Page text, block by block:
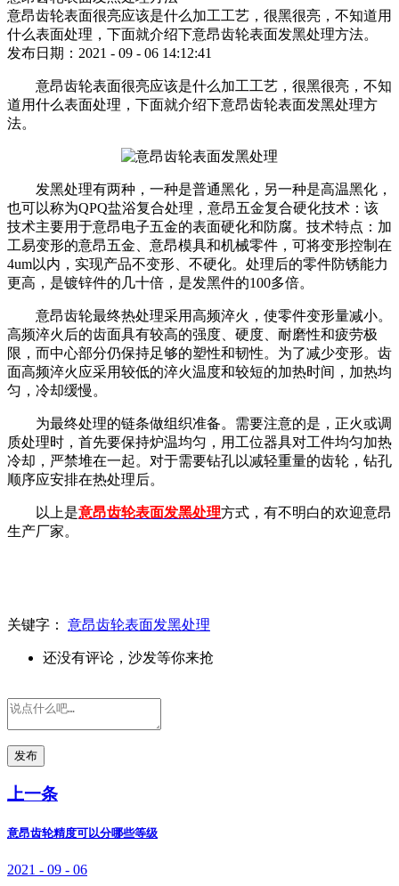
意昂齿轮表面很亮应该是什么加工工艺，很黑很亮，不知道用
什么表面处理，下面就介绍下意昂齿轮表面发黑处理方法。
发布日期：2021 - 09 - 06 14:12:41
意昂齿轮表面很亮应该是什么加工工艺，很黑很亮，不知
道用什么表面处理，下面就介绍下意昂齿轮表面发黑处理方
法。
发黑处理有两种，一种是普通黑化，另一种是高温黑化，
也可以称为QPQ盐浴复合处理，意昂五金复合硬化技术：该
技术主要用于意昂电子五金的表面硬化和防腐。技术特点：加
工易变形的意昂五金、意昂模具和机械零件，可将变形控制在
4um以内，实现产品不变形、不硬化。处理后的零件防锈能力
更高，是镀锌件的几十倍，是发黑件的100多倍。
意昂齿轮最终热处理采用高频淬火，使零件变形量减小。
高频淬火后的齿面具有较高的强度、硬度、耐磨性和疲劳极
限，而中心部分仍保持足够的塑性和韧性。为了减少变形。齿
面高频淬火应采用较低的淬火温度和较短的加热时间，加热均
匀，冷却缓慢。
为最终处理的链条做组织准备。需要注意的是，正火或调
质处理时，首先要保持炉温均匀，用工位器具对工件均匀加热
冷却，严禁堆在一起。对于需要钻孔以减轻重量的齿轮，钻孔
顺序应安排在热处理后。
以上是意昂齿轮表面发黑处理方式，有不明白的欢迎意昂
生产厂家。
关键字： 意昂齿轮表面发黑处理
还没有评论，沙发等你来抢
发布
上一条
意昂齿轮精度可以分哪些等级
2021 - 09 - 06